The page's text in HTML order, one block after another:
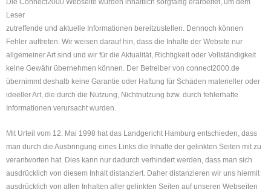
Die Connect2000 Webseite wurden inhaltlich sorgfältig erarbeitet, um dem
Leser
zutreffende und aktuelle Informationen bereitzustellen. Dennoch können
Fehler auftreten. Wir weisen darauf hin, dass die Inhalte der Website nur
allgemeiner Art sind und wir für die Aktualität, Richtigkeit oder Vollständigkeit
keine Gewähr übernehmen können. Der Betreiber von connect2000.de
übernimmt deshalb keine Garantie oder Haftung für Schäden materieller oder
ideeller Art, die durch die Nutzung, Nichtnutzung bzw. durch fehlerhafte
Informationen verursacht wurden.
Mit Urteil vom 12. Mai 1998 hat das Landgericht Hamburg entschieden, dass
man durch die Ausbringung eines Links die Inhalte der gelinkten Seiten mit zu
verantworten hat. Dies kann nur dadurch verhindert werden, dass man sich
ausdrücklich von diesem Inhalt distanziert. Daher distanzieren wir uns hiermit
ausdrücklich von allen Inhalten aller gelinkten Seiten auf unseren Webseiten